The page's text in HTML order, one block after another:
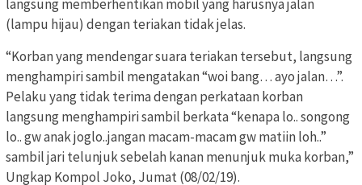
langsung memberhentikan mobil yang harusnya jalan
(lampu hijau) dengan teriakan tidak jelas.
“Korban yang mendengar suara teriakan tersebut, langsung
menghampiri sambil mengatakan “woi bang… ayo jalan…”.
Pelaku yang tidak terima dengan perkataan korban
langsung menghampiri sambil berkata “kenapa lo.. songong
lo.. gw anak joglo..jangan macam-macam gw matiin loh..”
sambil jari telunjuk sebelah kanan menunjuk muka korban,”
Ungkap Kompol Joko, Jumat (08/02/19).